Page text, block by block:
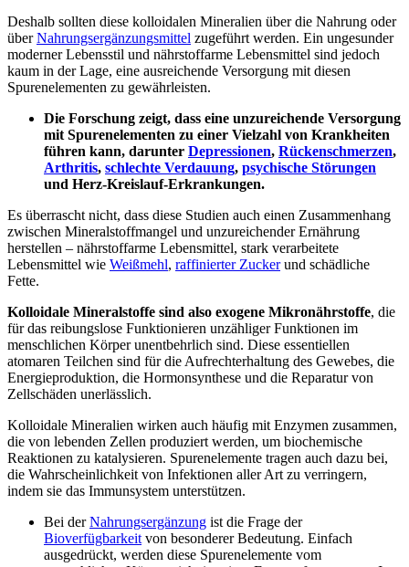
Deshalb sollten diese kolloidalen Mineralien über die Nahrung oder
überNahrungsergänzungsmittel zugeführt werden. Ein ungesunder
moderner Lebensstil und nährstoffarme Lebensmittel sind jedoch
kaum in der Lage, eine ausreichende Versorgung mit diesen
Spurenelementen zu gewährleisten.
Die Forschung zeigt, dass eine unzureichende Versorgung
mit Spurenelementen zu einer Vielzahl von Krankheiten
führen kann, darunter Depressionen, Rückenschmerzen,
Arthritis, schlechte Verdauung, psychische Störungen
und Herz-Kreislauf-Erkrankungen.
Es überrascht nicht, dass diese Studien auch einen Zusammenhang
zwischen Mineralstoffmangel und unzureichender Ernährung
herstellen – nährstoffarme Lebensmittel, stark verarbeitete
Lebensmittel wie Weißmehl, raffinierter Zuckerund schädliche
Fette.
Kolloidale Mineralstoffe sind also exogene Mikronährstoffe, die
für das reibungslose Funktionieren unzähliger Funktionen im
menschlichen Körper unentbehrlich sind. Diese essentiellen
atomaren Teilchen sind für die Aufrechterhaltung des Gewebes, die
Energieproduktion, die Hormonsynthese und die Reparatur von
Zellschäden unerlässlich.
Kolloidale Mineralien wirken auch häufig mit Enzymen zusammen,
die von lebenden Zellen produziert werden, um biochemische
Reaktionen zu katalysieren. Spurenelemente tragen auch dazu bei,
die Wahrscheinlichkeit von Infektionen aller Art zu verringern,
indem sie das Immunsystem unterstützen.
Bei derNahrungsergänzung ist die Frage der
Bioverfügbarkeit von besonderer Bedeutung. Einfach
ausgedrückt, werden diese Spurenelemente vom